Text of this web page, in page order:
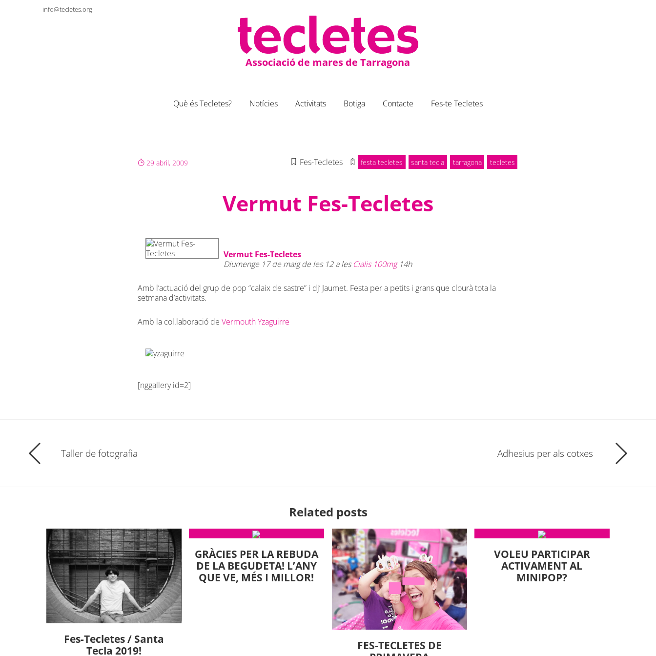
info@tecletes.org
Associació de mares de Tarragona
Què és Tecletes? Notícies Activitats Botiga Contacte Fes-te Tecletes
29 abril, 2009 Fes-Tecletes festa tecletes santa tecla tarragona tecletes
Vermut Fes-Tecletes
Vermut Fes-Tecletes
Diumenge 17 de maig de les 12 a lesCialis 100mg14h
Amb l’actuació del grup de pop “calaix de sastre” i dj’ Jaumet. Festa per a petits i grans que clourà tota la
setmana d’activitats.
Amb la col.laboració de Vermouth Yzaguirre
[nggallery id=2]
Taller de fotografia Adhesius per als cotxes
Related posts
Fes-Tecletes / Santa
Tecla 2019!
GRÀCIES PER LA REBUDA
DE LA BEGUDETA! L’ANY
QUE VE, MÉS I MILLOR!
FES-TECLETES DE
VOLEU PARTICIPAR
ACTIVAMENT AL
MINIPOP?